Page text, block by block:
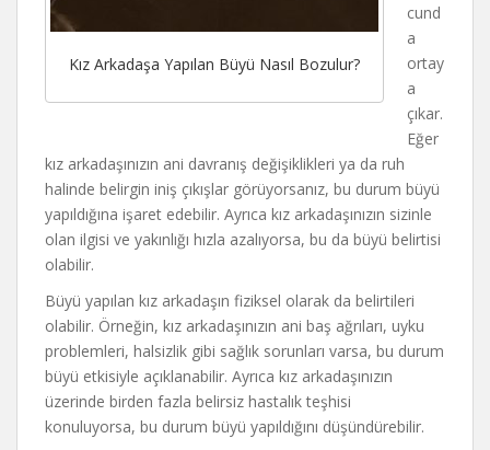
Kız Arkadaşa Yapılan Büyü Nasıl Bozulur?
cund
a
ortay
a
çıkar.
Eğer
kız arkadaşınızın ani davranış değişiklikleri ya da ruh
halinde belirgin iniş çıkışlar görüyorsanız, bu durum büyü
yapıldığına işaret edebilir. Ayrıca kız arkadaşınızın sizinle
olan ilgisi ve yakınlığı hızla azalıyorsa, bu da büyü belirtisi
olabilir.
Büyü yapılan kız arkadaşın fiziksel olarak da belirtileri
olabilir. Örneğin, kız arkadaşınızın ani baş ağrıları, uyku
problemleri, halsizlik gibi sağlık sorunları varsa, bu durum
büyü etkisiyle açıklanabilir. Ayrıca kız arkadaşınızın
üzerinde birden fazla belirsiz hastalık teşhisi
konuluyorsa, bu durum büyü yapıldığını düşündürebilir.